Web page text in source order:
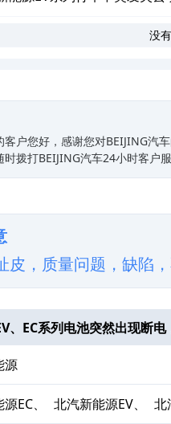
保修
没
户您好，感谢您对BEIJING汽
拨打BEIJING汽车24小时客户
皮，质量问题，缺陷，
、EC系列电池突然出现断
源
EC、 北汽新能源EV、 北